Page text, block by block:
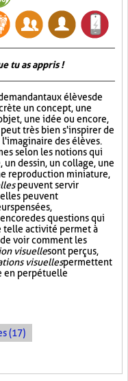
tu as appris !
aux élèves de
un concept, une
une idée ou encore,
très bien s'inspirer de
des élèves.
selon les notions qui
dessin, un collage, une
reproduction miniature,
peuvent servir
peuvent
pensées,
des questions qui
telle activité permet à
voir comment les
visuellesont perçus,
visuellespermettent
en perpétuelle
(17)